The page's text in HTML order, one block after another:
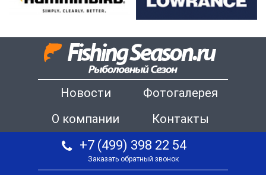
Новости
Фотогалерея
О компании
Контакты
+7 (499) 398 22 54
Заказать обратный звонок